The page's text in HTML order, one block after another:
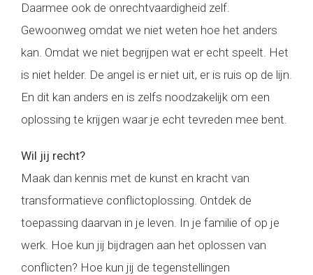
Daarmee ook de onrechtvaardigheid zelf.
Gewoonweg omdat we niet weten hoe het anders
kan. Omdat we niet begrijpen wat er echt speelt. Het
is niet helder. De angel is er niet uit, er is ruis op de lijn.
En dit kan anders en is zelfs noodzakelijk om een
oplossing te krijgen waar je echt tevreden mee bent.
Wil jij recht?
Maak dan kennis met de kunst en kracht van
transformatieve conflictoplossing. Ontdek de
toepassing daarvan in je leven. In je familie of op je
werk. Hoe kun jij bijdragen aan het oplossen van
conflicten? Hoe kun jij de tegenstellingen